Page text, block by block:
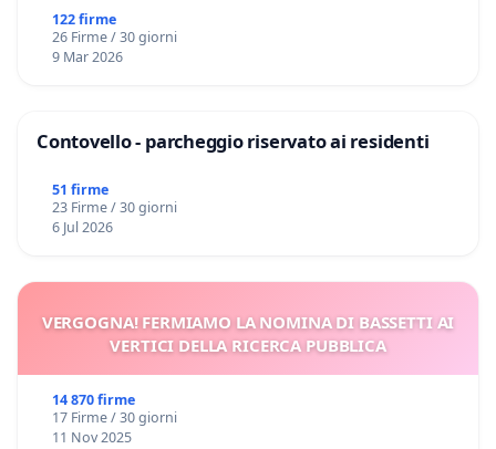
122 firme
26 Firme / 30 giorni
9 Mar 2026
Contovello - parcheggio riservato ai residenti
51 firme
23 Firme / 30 giorni
6 Jul 2026
VERGOGNA! FERMIAMO LA NOMINA DI BASSETTI AI
VERTICI DELLA RICERCA PUBBLICA
14 870 firme
17 Firme / 30 giorni
11 Nov 2025